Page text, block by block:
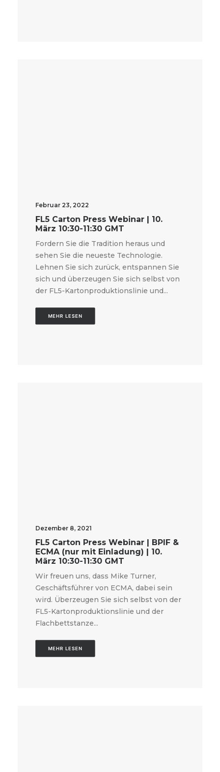
Februar 23, 2022
FL5 Carton Press Webinar | 10.
März 10:30-11:30 GMT
Fordern Sie die Tradition heraus und
sehen Sie die neueste Technologie.
Lehnen Sie sich zurück, entspannen Sie
sich und überzeugen Sie sich selbst von
der FL5-Kartonproduktionslinie und...
MEHR LESEN
Dezember 8, 2021
FL5 Carton Press Webinar | BPIF &
ECMA (nur mit Einladung) | 10.
März 10:30-11:30 GMT
Wir freuen uns, dass Mike Turner,
Geschäftsführer von ECMA, dabei sein
wird. Überzeugen Sie sich selbst von der
FL5-Kartonproduktionslinie und der
Flachbettstanze...
MEHR LESEN